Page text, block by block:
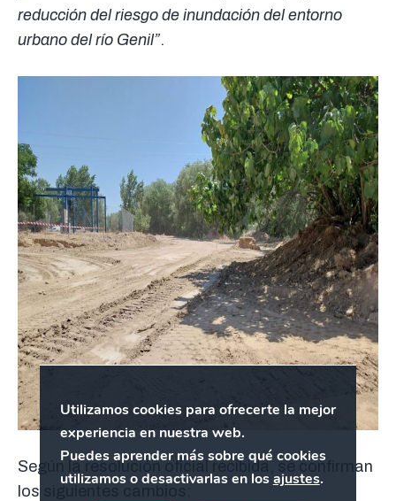
reducción del riesgo de inundación del entorno
urbano del río Genil”.
Según la resolución oficial recibida, se confirman
los siguientes cambios:
Utilizamos cookies para ofrecerte la mejor
experiencia en nuestra web.
Puedes aprender más sobre qué cookies
utilizamos o desactivarlas en losajustes.